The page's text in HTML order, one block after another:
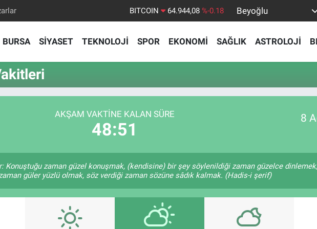
BITCOIN 64.944,08 %-0.18
EURO
55,2510 %0.32
Beyoğlu
BURSA SİYASET TEKNOLOJİ SPOR EKONOMİ SAĞLIK ASTROLOJİ
AKŞAM VAKTINE KALAN SÜRE
48:50
8
Konuştuğu zaman güzel konuşmak, (kendisine) bir şey söylenildiği zaman güzelce
zaman güler yüzlü olmak, söz verdiği zaman sözüne sâdık kalmak. (Hadis-i şerif)